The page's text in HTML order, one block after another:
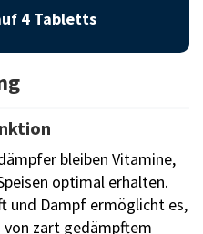
4 Tabletts
bleiben Vitamine,
optimal erhalten.
und Dampf ermöglicht es,
von zart gedämpftem